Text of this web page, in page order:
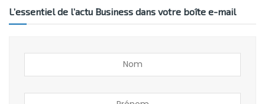
L’essentiel de l’actu Business dans votre boîte e-mail